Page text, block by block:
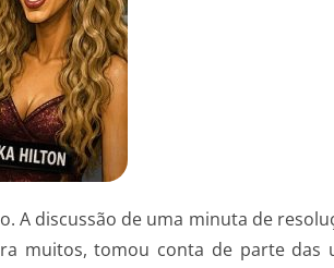
A discussão de uma minuta de
muitos, tomou conta de parte das